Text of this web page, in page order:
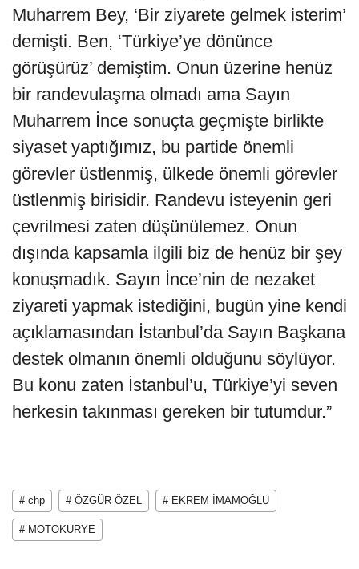
Muharrem Bey, ‘Bir ziyarete gelmek isterim’
demişti. Ben, ‘Türkiye’ye dönünce
görüşürüz’ demiştim. Onun üzerine henüz
bir randevulaşma olmadı ama Sayın
Muharrem İnce sonuçta geçmişte birlikte
siyaset yaptığımız, bu partide önemli
görevler üstlenmiş, ülkede önemli görevler
üstlenmiş birisidir. Randevu isteyenin geri
çevrilmesi zaten düşünülemez. Onun
dışında kapsamla ilgili biz de henüz bir şey
konuşmadık. Sayın İnce’nin de nezaket
ziyareti yapmak istediğini, bugün yine kendi
açıklamasından İstanbul’da Sayın Başkana
destek olmanın önemli olduğunu söylüyor.
Bu konu zaten İstanbul’u, Türkiye’yi seven
herkesin takınması gereken bir tutumdur.”
# chp # ÖZGÜR ÖZEL # EKREM İMAMOĞLU
# MOTOKURYE